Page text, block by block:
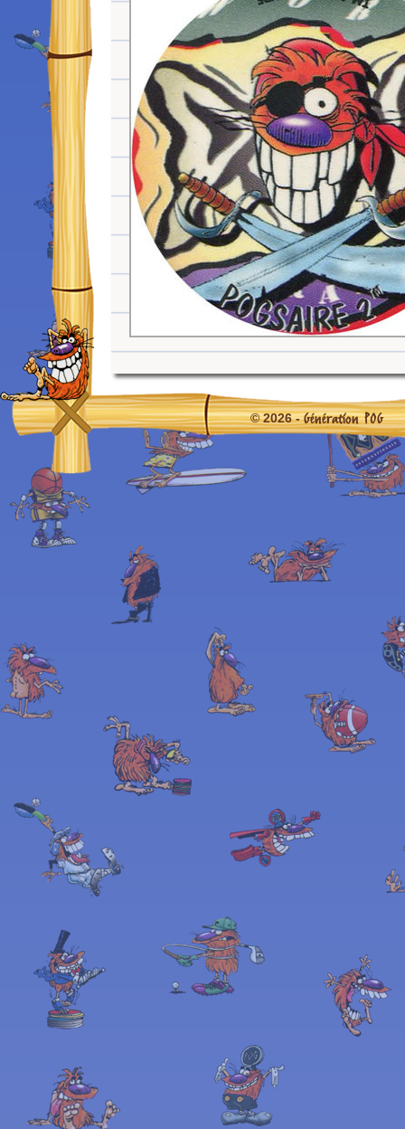
© 2026 -Génération POG